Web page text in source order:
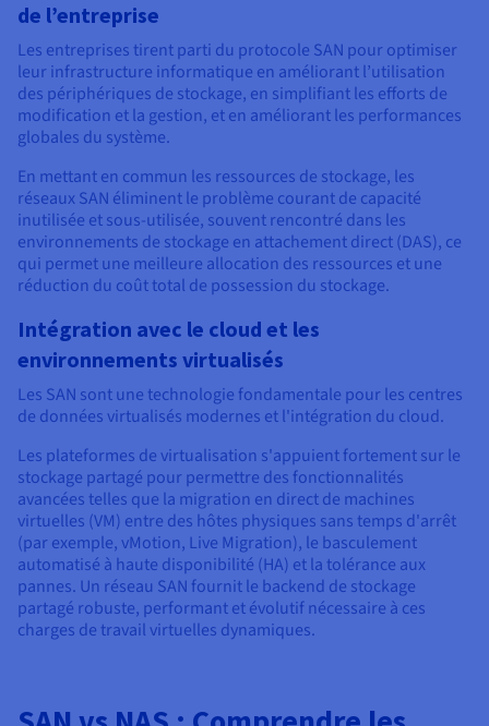
de l’entreprise
Les entreprises tirent parti du protocole SAN pour optimiser
leur infrastructure informatique en améliorant l’utilisation
des périphériques de stockage, en simplifiant les efforts de
modification et la gestion, et en améliorant les performances
globales du système.
En mettant en commun les ressources de stockage, les
réseaux SAN éliminent le problème courant de capacité
inutilisée et sous-utilisée, souvent rencontré dans les
environnements de stockage en attachement direct (DAS), ce
qui permet une meilleure allocation des ressources et une
réduction du coût total de possession du stockage.
Intégration avec le cloud et les
environnements virtualisés
Les SAN sont une technologie fondamentale pour les centres
de données virtualisés modernes et l'intégration du cloud.
Les plateformes de virtualisation s'appuient fortement sur le
stockage partagé pour permettre des fonctionnalités
avancées telles que la migration en direct de machines
virtuelles (VM) entre des hôtes physiques sans temps d'arrêt
(par exemple, vMotion, Live Migration), le basculement
automatisé à haute disponibilité (HA) et la tolérance aux
pannes. Un réseau SAN fournit le backend de stockage
partagé robuste, performant et évolutif nécessaire à ces
charges de travail virtuelles dynamiques.